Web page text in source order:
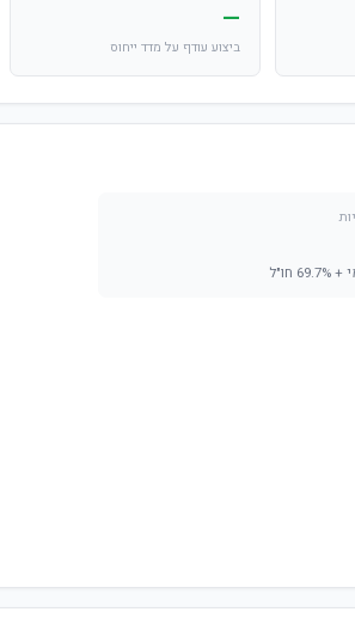
—
ביצוע עודף על מדד ייחוס